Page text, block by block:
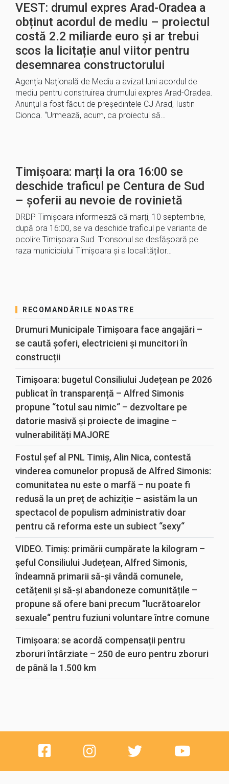
VEST: drumul expres Arad-Oradea a
obținut acordul de mediu – proiectul
costă 2.2 miliarde euro și ar trebui
scos la licitație anul viitor pentru
desemnarea constructorului
Agenția Națională de Mediu a avizat luni acordul de
mediu pentru construirea drumului expres Arad-Oradea.
Anunțul a fost făcut de președintele CJ Arad, Iustin
Cionca. “Urmează, acum, ca proiectul să…
Timișoara: marți la ora 16:00 se
deschide traficul pe Centura de Sud
– șoferii au nevoie de rovinietă
DRDP Timișoara informează că marți, 10 septembrie,
după ora 16:00, se va deschide traficul pe varianta de
ocolire Timișoara Sud. Tronsonul se desfășoară pe
raza municipiului Timișoara și a localităților…
RECOMANDĂRILE NOASTRE
Drumuri Municipale Timișoara face angajări –
se caută șoferi, electricieni și muncitori în
construcții
Timișoara: bugetul Consiliului Județean pe 2026
publicat în transparență – Alfred Simonis
propune “totul sau nimic“ – dezvoltare pe
datorie masivă și proiecte de imagine –
vulnerabilități MAJORE
Fostul șef al PNL Timiș, Alin Nica, contestă
vinderea comunelor propusă de Alfred Simonis:
comunitatea nu este o marfă – nu poate fi
redusă la un preț de achiziție – asistăm la un
spectacol de populism administrativ doar
pentru că reforma este un subiect “sexy“
VIDEO. Timiș: primării cumpărate la kilogram –
șeful Consiliului Județean, Alfred Simonis,
îndeamnă primarii să-și vândă comunele,
cetățenii și să-și abandoneze comunitățile –
propune să ofere bani precum “lucrătoarelor
sexuale“ pentru fuziuni voluntare între comune
Timișoara: se acordă compensații pentru
zboruri întârziate – 250 de euro pentru zboruri
de până la 1.500 km